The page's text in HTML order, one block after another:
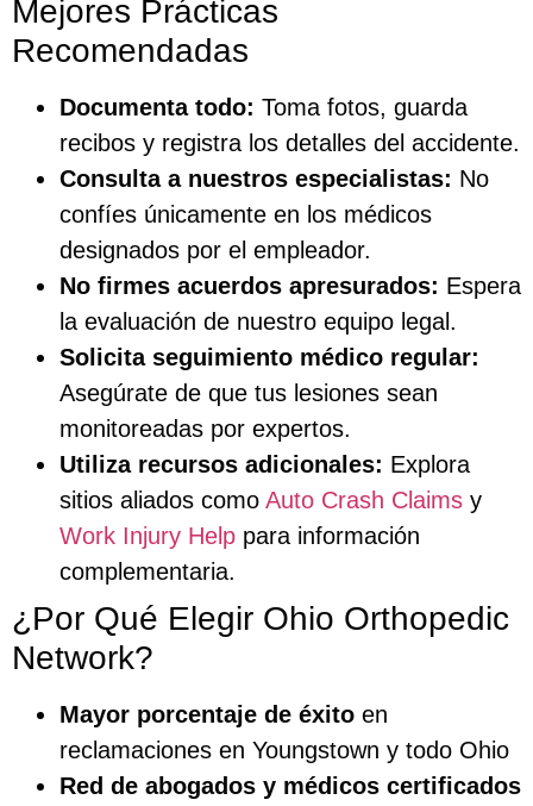
Mejores Prácticas
Recomendadas
Documenta todo: Toma fotos, guarda
recibos y registra los detalles del accidente.
Consulta a nuestros especialistas: No
confíes únicamente en los médicos
designados por el empleador.
No firmes acuerdos apresurados: Espera
la evaluación de nuestro equipo legal.
Solicita seguimiento médico regular:
Asegúrate de que tus lesiones sean
monitoreadas por expertos.
Utiliza recursos adicionales: Explora
sitios aliados como Auto Crash Claims y
Work Injury Help para información
complementaria.
¿Por Qué Elegir Ohio Orthopedic
Network?
Mayor porcentaje de éxito en
reclamaciones en Youngstown y todo Ohio
Red de abogados y médicos certificados